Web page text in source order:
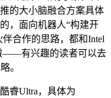
的大小脑融合方案具体
，面向机器人“构建开
合作的思路，都和Intel
——有兴趣的读者可以去
。
睿Ultra，具体为